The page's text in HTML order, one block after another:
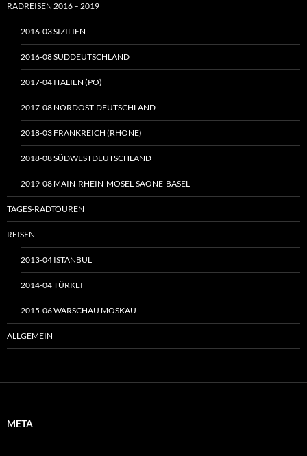
RADREISEN 2016 – 2019
2016-03 SIZILIEN
2016-08 SÜDDEUTSCHLAND
2017-04 ITALIEN (PO)
2017-08 NORDOST-DEUTSCHLAND
2018-03 FRANKREICH (RHONE)
2018-08 SÜDWESTDEUTSCHLAND
2019-08 MAIN-RHEIN-MOSEL-SAONE-BASEL
TAGES-RADTOUREN
REISEN
2013-04 ISTANBUL
2014-04 TÜRKEI
2015-06 WARSCHAU MOSKAU
ALLGEMEIN
META